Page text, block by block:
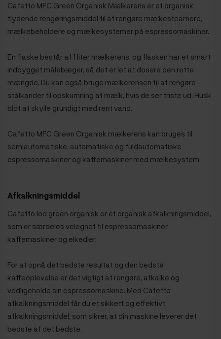
Cafetto MFC Green Organisk Mælkerens er et organisk
flydende rengøringsmiddel til at rengøre mælkesteamere,
mælkebeholdere og mælkesystemer på espressomaskiner.
En flaske består af 1 liter mælkerens, og flasken har et smart
indbygget målebæger, så det er let at dosere den rette
mængde. Du kan også bruge mælkerensen til at rengøre
stålkander til opskumning af mælk, hvis de ser triste ud. Husk
blot at skylle grundigt med rent vand.
Cafetto MFC Green Organisk mælkerens kan bruges til
semiautomatiske, automatiske og fuldautomatiske
espressomaskiner og kaffemaskiner med mælkesystem.
Afkalkningsmiddel
Cafetto lod green organisk er et organisk afkalkningsmiddel,
som er særdeles velegnet til espressomaskiner,
kaffemaskiner og elkedler.
For at opnå det bedste resultat og den bedste
kaffeoplevelse er det vigtigt at rengøre, afkalke og
vedligeholde sin espressomaskine. Med Cafetto
afkalkningsmiddel får du et sikkert og effektivt
afkalkningsmiddel, som sikrer, at din maskine leverer det
bedste af det bedste.